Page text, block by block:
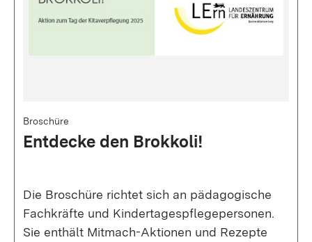
Broschüre
Entdecke den Brokkoli!
Die Broschüre richtet sich an pädagogische
Fachkräfte und Kindertagespflegepersonen.
Sie enthält Mitmach-Aktionen und Rezepte